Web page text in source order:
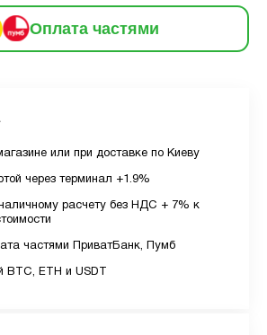
Оплата частями
229 грн
в розстрочку.
розстрочки вам необхідно
ліміт для розстрочки в
розстрочки дорівнює
жодних прихованих комісій
или при доставке по Киеву
через терминал +1.9%
расчету без НДС + 7% к
частями ПриватБанк, Пумб
BTC, ETH и USDT